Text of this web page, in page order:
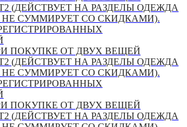
(ДЕЙСТВУЕТ НА РАЗДЕЛЫ ОДЕЖДА
НЕ СУММИРУЕТ СО СКИДКАМИ).
ПОКУПКЕ ОТ ДВУХ ВЕЩЕЙ
(ДЕЙСТВУЕТ НА РАЗДЕЛЫ ОДЕЖДА
НЕ СУММИРУЕТ СО СКИДКАМИ).
ПОКУПКЕ ОТ ДВУХ ВЕЩЕЙ
(ДЕЙСТВУЕТ НА РАЗДЕЛЫ ОДЕЖДА